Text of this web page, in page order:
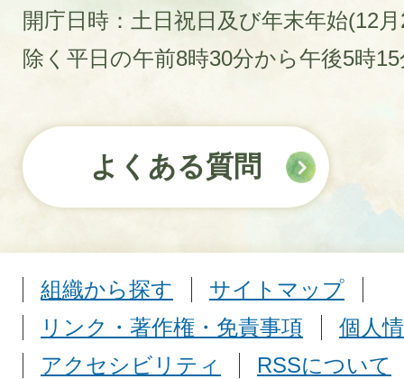
開庁日時：土日祝日及び年末年始(12
除く平日の午前8時30分から午後5時
よくある質問
組織から探す
サイトマップ
リンク・著作権・免責事項
個人
アクセシビリティ
RSSについて